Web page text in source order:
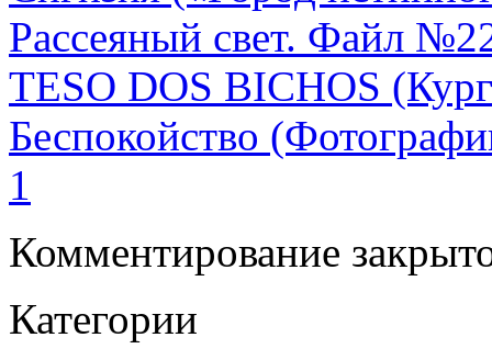
Рассеяный свет. Файл
TESO DOS BICHOS
Беспокойство
1
Комментирование
Категории